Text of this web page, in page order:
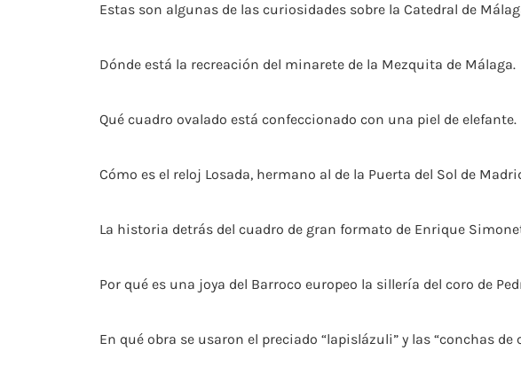
Estas son algunas de las curiosidades sobre la Catedral de
Dónde está la recreación del minarete de la Mezquita de Málaga.
Qué cuadro ovalado está confeccionado con una piel de elefante.
Cómo es el reloj Losada, hermano al de la Puerta del Sol de
La historia detrás del cuadro de gran formato de Enrique
Por qué es una joya del Barroco europeo la sillería del coro de
En qué obra se usaron el preciado “lapislázuli” y las “conchas de